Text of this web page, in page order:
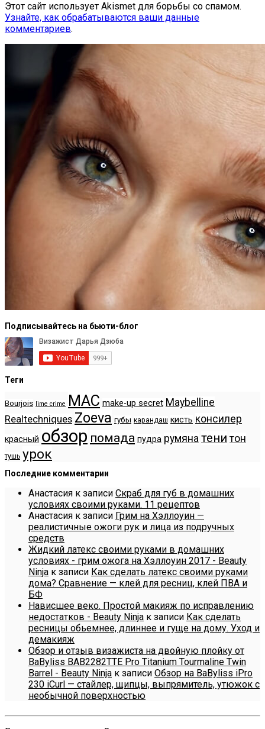
Этот сайт использует Akismet для борьбы со спамом.
Узнайте, как обрабатываются ваши данные
комментариев.
Подписывайтесь на бьюти-блог
Теги
Bourjois lime crime MAC make-up secret Maybelline
Realtechniques Zoeva губы карандаш кисть консилер
красный обзор помада пудра румяна тени тон
тушь урок
Последние комментарии
Анастасия к записи Скраб для губ в домашних
условиях своими руками. 11 рецептов
Анастасия к записи Грим на Хэллоуин —
реалистичные ожоги рук и лица из подручных
средств
Жидкий латекс своими руками в домашних
условиях - грим ожога на Хэллоуин 2017 - Beauty
Ninja к записи Как сделать латекс своими руками
дома? Сравнение — клей для ресниц, клей ПВА и
БФ
Нависшее веко. Простой макияж по исправлению
недостатков - Beauty Ninja к записи Как сделать
ресницы обьемнее, длиннее и гуще на дому. Уход и
демакияж
Обзор и отзыв визажиста на двойную плойку от
BaByliss BAB2282TTE Pro Titanium Tourmaline Twin
Barrel - Beauty Ninja к записи Обзор на BaByliss iPro
230 iCurl — стайлер, щипцы, выпрямитель, утюжок с
необычной поверхностью